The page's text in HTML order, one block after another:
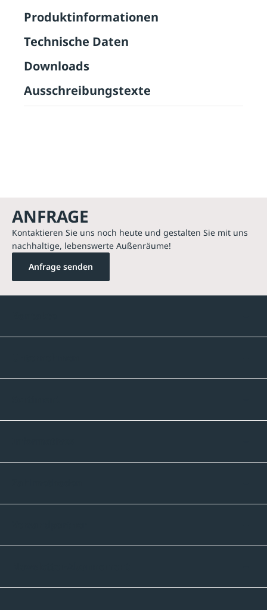
Produktinformationen
Technische Daten
Downloads
Ausschreibungstexte
ANFRAGE
Kontaktieren Sie uns noch heute und gestalten Sie mit uns
nachhaltige, lebenswerte Außenräume!
Anfrage senden